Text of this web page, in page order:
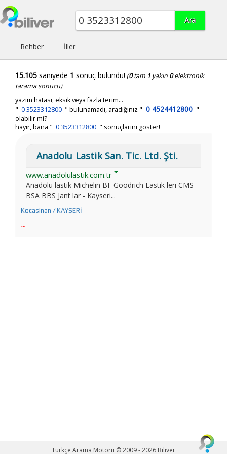
Rehber İller
15.105 saniyede 1 sonuç bulundu! (0tam 1 yakın 0elektronik
tarama sonucu)
yazım hatası, eksik veya fazla terim...
" 0 3523312800 " bulunamadı, aradığınız " 0 4524412800 "
olabilir mi?
hayır, bana " 0 3523312800 " sonuçlarını göster!
Anadolu Lastik San. Tic. Ltd. Şti.
www.anadolulastik.com.tr
Anadolu lastik Michelin BF Goodrich Lastik leri CMS
BSA BBS Jant lar - Kayseri...
Kocasinan / KAYSERİ
~
Türkçe Arama Motoru © 2009 - 2026 Biliver